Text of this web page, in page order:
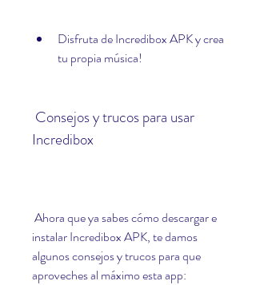
Disfruta de Incredibox APK y crea
tu propia música!
Incredibox
instalar Incredibox APK, te damos
algunos consejos y trucos para que
aproveches al máximo esta app: